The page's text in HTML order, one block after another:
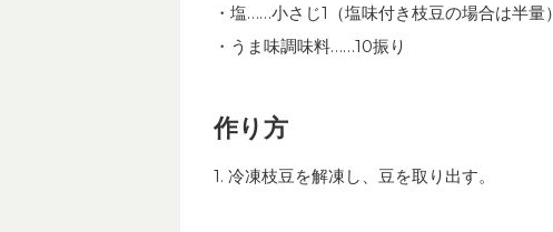
・塩……小さじ1（塩味付き枝豆の場合は半量）
・うま味調味料……10振り
作り方
1. 冷凍枝豆を解凍し、豆を取り出す。